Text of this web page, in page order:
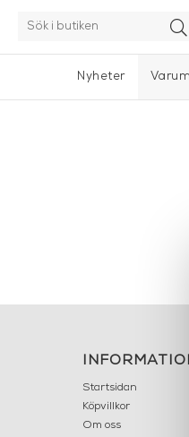
Nyheter
Startsidan
Köpvillkor
Om oss